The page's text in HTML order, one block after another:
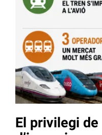
El privilegi de